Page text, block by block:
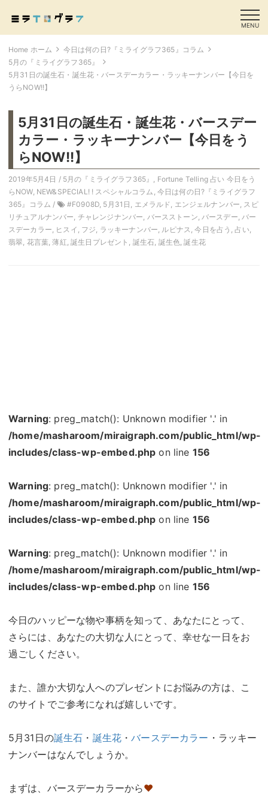
MENU
Home ホーム
今日は何の日?『ミライグラフ365』コラム
5月の『ミライグラフ365』
5月31日の誕生石・誕生花・バースデーカラー・ラッキーナンバー【今日を
うらNOW!!】
5月31日の誕生石・誕生花・バースデー
カラー・ラッキーナンバー【今日をう
らNOW!!】
2019年5月4日 / 5月の『ミライグラフ365』 , Fortune Telling 占い 今日をう
らNOW, NEW&SPECIAL! ! スペシャルコラム , 今日は何の日?『ミライグラフ
365』コラム / #F0908D, 5月31日 , エメラルド , エンジェルナンバー, スピ
リチュアルナンバー, チャレンジナンバー, バースストーン,バースデー,バー
スデーカラー, ヒスイ , フジ, ラッキーナンバー, ルピナス,今日を占う ,占い,
翡翠, 花言葉,薄紅,誕生日プレゼント , 誕生石, 誕生色,誕生花
Warning: preg_match(): Unknown modifier '.' in
/home/masharoom/miraigraph.com/public_html/wp-
includes/class-wp-embed.php on line 156
Warning: preg_match(): Unknown modifier '.' in
/home/masharoom/miraigraph.com/public_html/wp-
includes/class-wp-embed.php on line 156
Warning: preg_match(): Unknown modifier '.' in
/home/masharoom/miraigraph.com/public_html/wp-
includes/class-wp-embed.php on line 156
今日のハッピーな物や事柄を知って、あなたにとって、
さらには、あなたの大切な人にとって、幸せな一日をお
過ごしください。
また、誰か大切な人へのプレゼントにお悩みの方は、こ
のサイトでご参考になれば嬉しいです。
5月31日の誕生石 ・ 誕生花 ・バースデーカラー ・ラッキー
ナンバーはなんでしょうか。
まずは、バースデーカラーから♥